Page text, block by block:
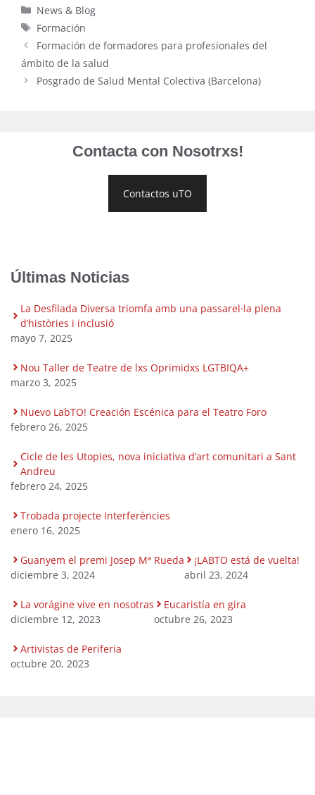
Categorías
News & Blog
Etiquetas
Formación
Formación de formadores para profesionales del
ámbito de la salud
Posgrado de Salud Mental Colectiva (Barcelona)
Contacta con Nosotrxs!
Contactos uTO
Últimas Noticias
La Desfilada Diversa triomfa amb una passarel·la plena
d’històries i inclusió
mayo 7, 2025
Nou Taller de Teatre de lxs Oprimidxs LGTBIQA+
marzo 3, 2025
Nuevo LabTO! Creación Escénica para el Teatro Foro
febrero 26, 2025
Cicle de les Utopies, nova iniciativa d’art comunitari a Sant
Andreu
febrero 24, 2025
Trobada projecte Interferències
enero 16, 2025
Guanyem el premi Josep Mª Rueda
diciembre 3, 2024
¡LABTO está de vuelta!
abril 23, 2024
La vorágine vive en nosotras
diciembre 12, 2023
Eucaristía en gira
octubre 26, 2023
Artivistas de Periferia
octubre 20, 2023